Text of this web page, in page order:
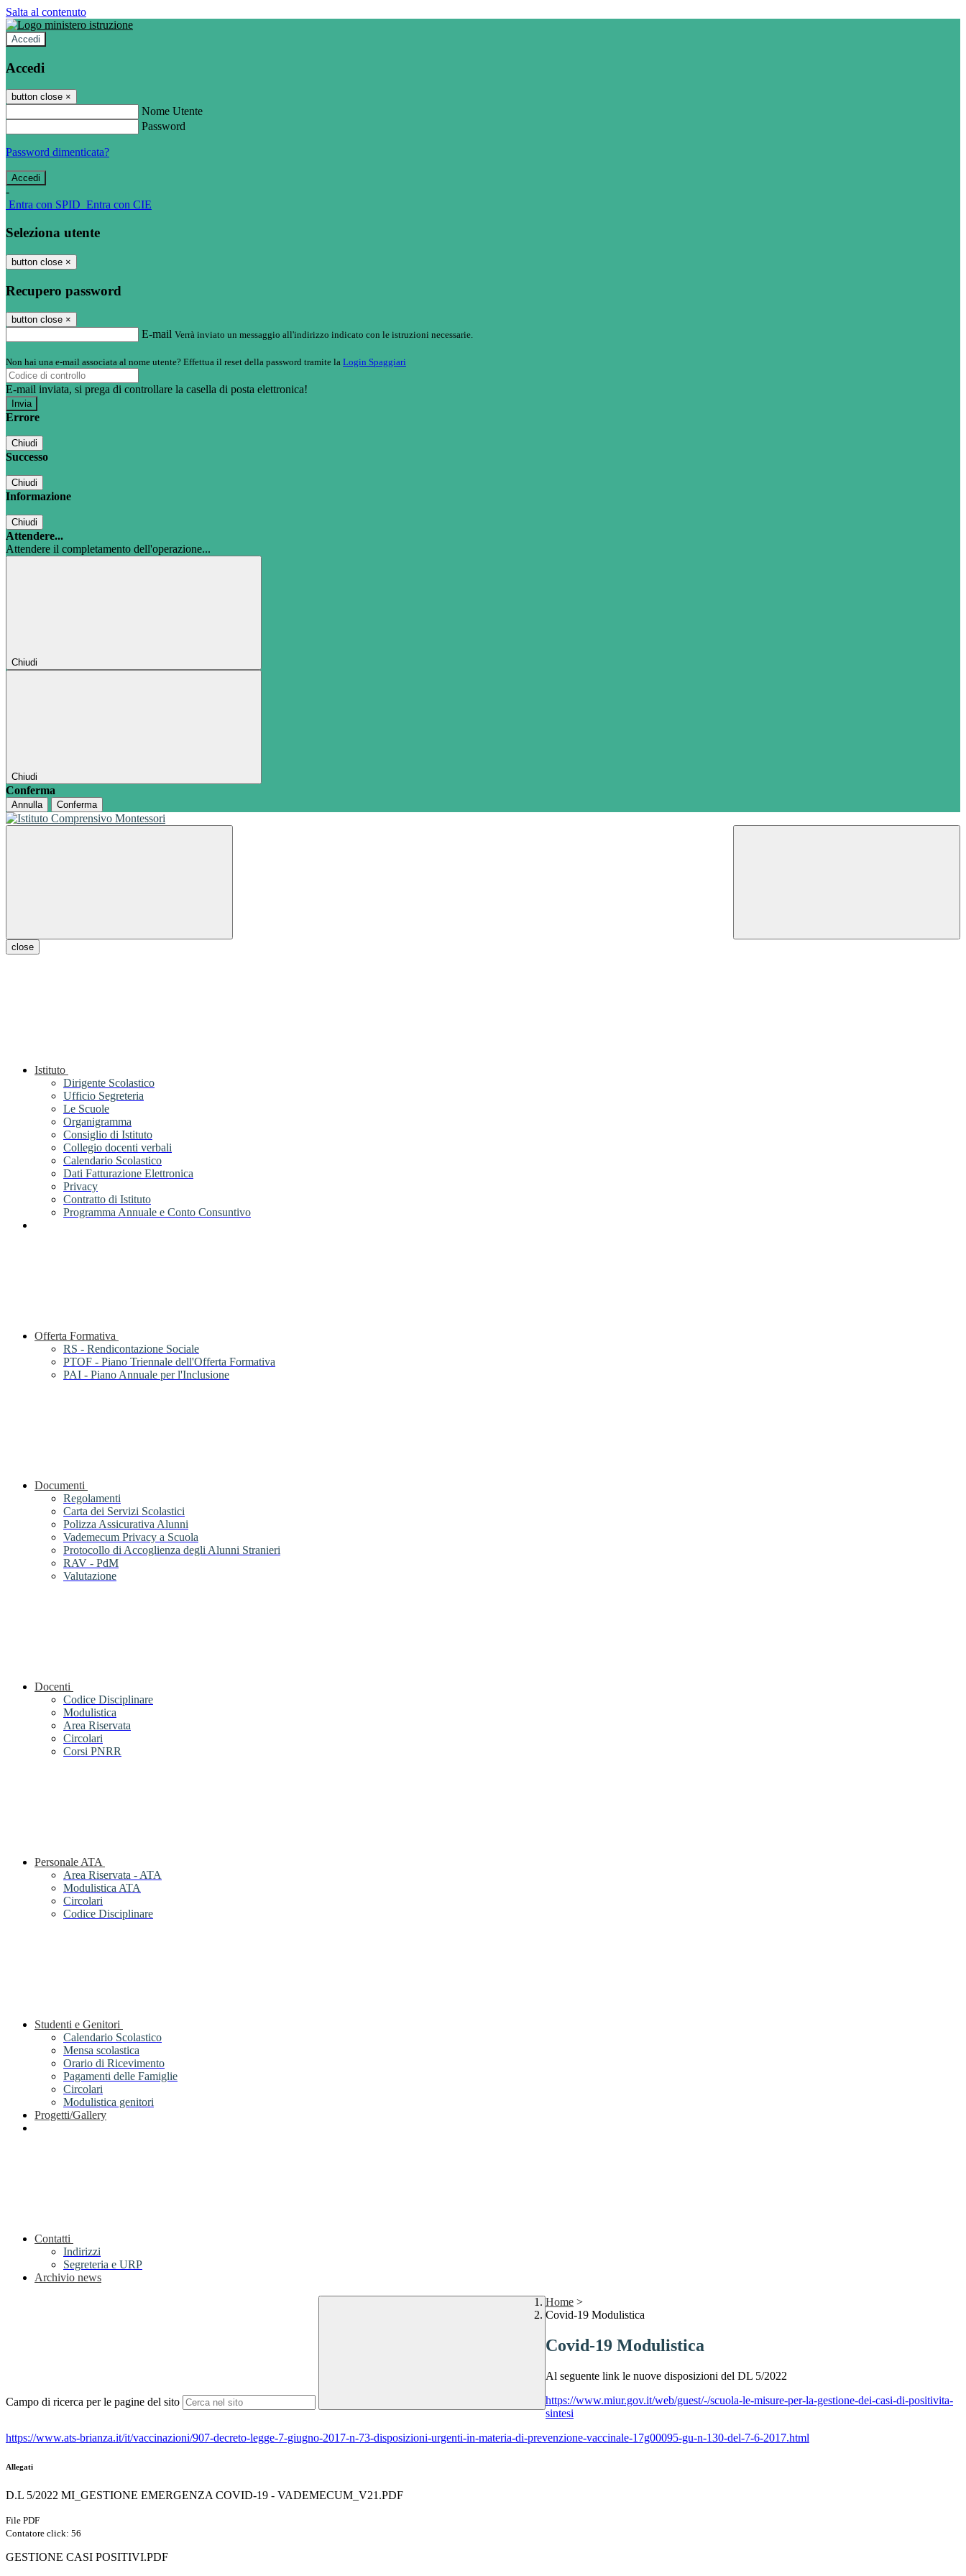
Salta al contenuto
Accedi
Accedi
button close ×
Nome Utente
Password
Password dimenticata?
-
Entra con SPID Entra con CIE
Seleziona utente
button close ×
Recupero password
button close ×
E-mail Verrà inviato un messaggio all'indirizzo indicato con le istruzioni necessarie.
Non hai una e-mail associata al nome utente? Effettua il reset della password tramite la Login Spaggiari
E-mail inviata, si prega di controllare la casella di posta elettronica!
Errore
Chiudi
Successo
Chiudi
Informazione
Chiudi
Attendere...
Attendere il completamento dell'operazione...
Chiudi
Chiudi
Conferma
Annulla Conferma
close
Istituto
Dirigente Scolastico
Ufficio Segreteria
Le Scuole
Organigramma
Consiglio di Istituto
Collegio docenti verbali
Calendario Scolastico
Dati Fatturazione Elettronica
Privacy
Contratto di Istituto
Programma Annuale e Conto Consuntivo
Offerta Formativa
RS - Rendicontazione Sociale
PTOF - Piano Triennale dell'Offerta Formativa
PAI - Piano Annuale per l'Inclusione
Documenti
Regolamenti
Carta dei Servizi Scolastici
Polizza Assicurativa Alunni
Vademecum Privacy a Scuola
Protocollo di Accoglienza degli Alunni Stranieri
RAV - PdM
Valutazione
Docenti
Codice Disciplinare
Modulistica
Area Riservata
Circolari
Corsi PNRR
Personale ATA
Area Riservata - ATA
Modulistica ATA
Circolari
Codice Disciplinare
Studenti e Genitori
Calendario Scolastico
Mensa scolastica
Orario di Ricevimento
Pagamenti delle Famiglie
Circolari
Modulistica genitori
Progetti/Gallery
Contatti
Indirizzi
Segreteria e URP
Archivio news
Campo di ricerca per le pagine del sito
Home >
Covid-19 Modulistica
Covid-19 Modulistica
Al seguente link le nuove disposizioni del DL 5/2022
https://www.miur.gov.it/web/guest/-/scuola-le-misure-per-la-gestione-dei-casi-di-positivita-
sintesi
https://www.ats-brianza.it/it/vaccinazioni/907-decreto-legge-7-giugno-2017-n-73-disposizioni-urgenti-in-materia-di-prevenzione-vaccinale-17g00095-gu-n-130-del-7-6-2017.html
Allegati
D.L 5/2022 MI_GESTIONE EMERGENZA COVID-19 - VADEMECUM_V21.PDF
File PDF
Contatore click: 56
GESTIONE CASI POSITIVI.PDF